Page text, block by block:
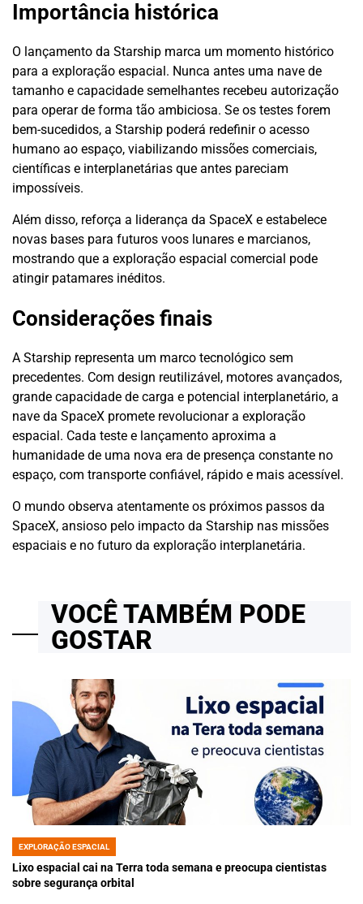
Importância histórica
O lançamento da Starship marca um momento histórico
para a exploração espacial. Nunca antes uma nave de
tamanho e capacidade semelhantes recebeu autorização
para operar de forma tão ambiciosa. Se os testes forem
bem-sucedidos, a Starship poderá redefinir o acesso
humano ao espaço, viabilizando missões comerciais,
científicas e interplanetárias que antes pareciam
impossíveis.
Além disso, reforça a liderança da SpaceX e estabelece
novas bases para futuros voos lunares e marcianos,
mostrando que a exploração espacial comercial pode
atingir patamares inéditos.
Considerações finais
A Starship representa um marco tecnológico sem
precedentes. Com design reutilizável, motores avançados,
grande capacidade de carga e potencial interplanetário, a
nave da SpaceX promete revolucionar a exploração
espacial. Cada teste e lançamento aproxima a
humanidade de uma nova era de presença constante no
espaço, com transporte confiável, rápido e mais acessível.
O mundo observa atentamente os próximos passos da
SpaceX, ansioso pelo impacto da Starship nas missões
espaciais e no futuro da exploração interplanetária.
VOCÊ TAMBÉM PODE
GOSTAR
POSTED
IN
EXPLORAÇÃO ESPACIAL
Lixo espacial cai na Terra toda semana e preocupa cientistas
sobre segurança orbital